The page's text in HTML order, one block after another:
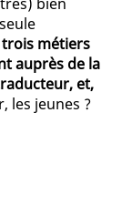
trois métiers
auprès de la
et,
les jeunes ?